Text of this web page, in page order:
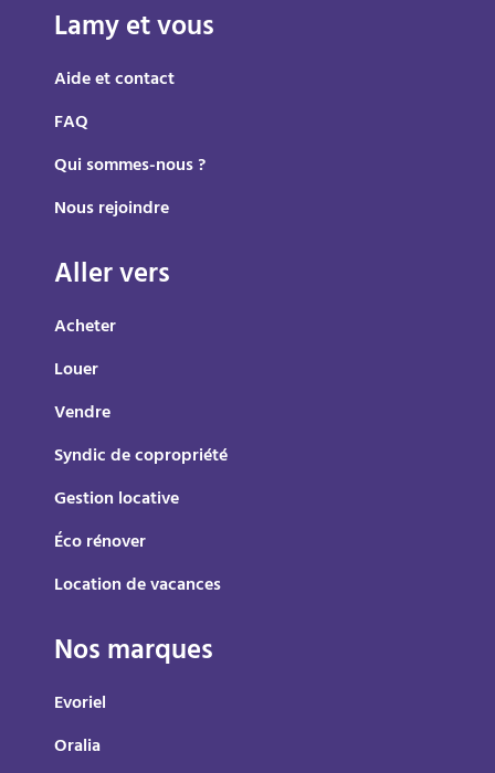
Lamy et vous
Aide et contact
FAQ
Qui sommes-nous ?
Nous rejoindre
Aller vers
Acheter
Louer
Vendre
Syndic de copropriété
Gestion locative
Éco rénover
Location de vacances
Nos marques
Evoriel
Oralia